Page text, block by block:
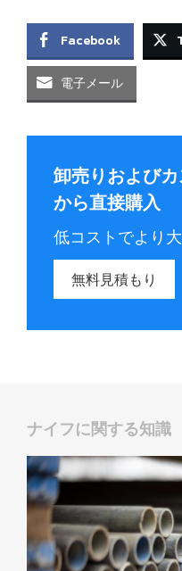
Facebook
電子メール
卸売りおよび
から直接購入
低コストでより
無料見積もり
ナイフに関する知識